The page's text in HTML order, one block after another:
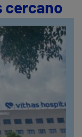
cercano